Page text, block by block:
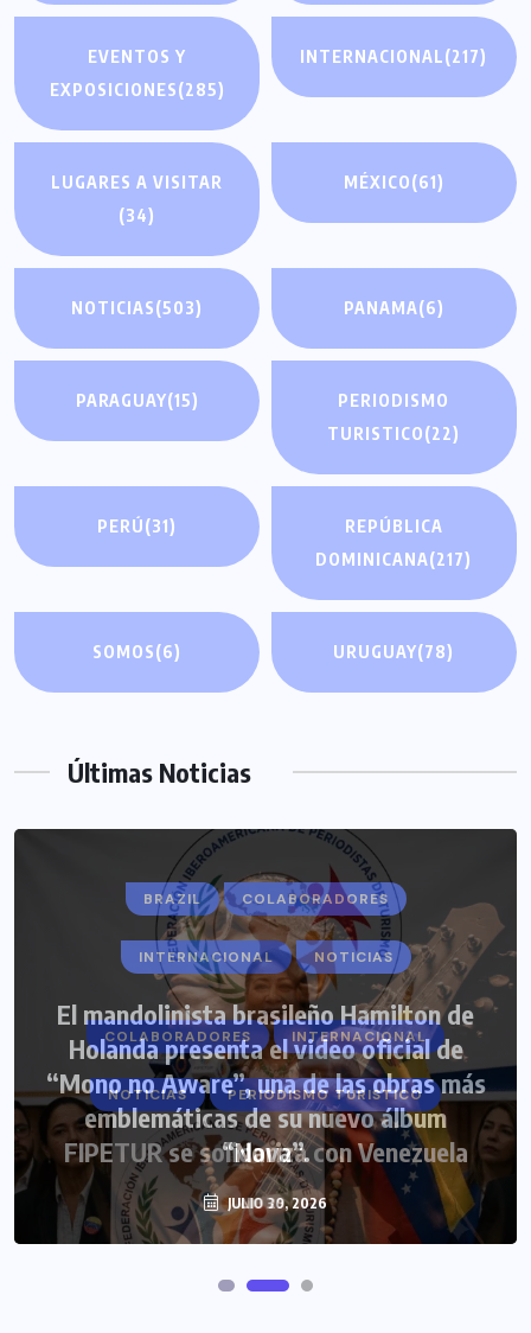
EVENTOS Y
EXPOSICIONES(285)
INTERNACIONAL(217)
LUGARES A VISITAR
(34)
MÉXICO(61)
NOTICIAS(503) PANAMA(6)
PARAGUAY(15)
PERIODISMO
TURISTICO(22)
PERÚ(31)
REPÚBLICA
DOMINICANA(217)
SOMOS(6) URUGUAY(78)
Últimas Noticias
BRAZIL COLABORADORES
INTERNACIONAL NOTICIAS
El mandolinista brasileño Hamilton de
Holanda presenta el video oficial de
“Mono no Aware”, una de las obras más
emblemáticas de su nuevo álbum
“Nova”.
JULIO 30, 2026
COLABORADORES INTERNACIONAL
NOTICIAS PERIODISMO TURISTICO
FIPETUR se solidariza con Venezuela
JUNIO 29, 2026